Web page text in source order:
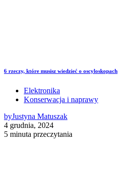
6 rzeczy, które musisz wiedzieć o oscyloskopach
Elektronika
Konserwacja i naprawy
byJustyna Matuszak
4 grudnia, 2024
5 minuta przeczytania